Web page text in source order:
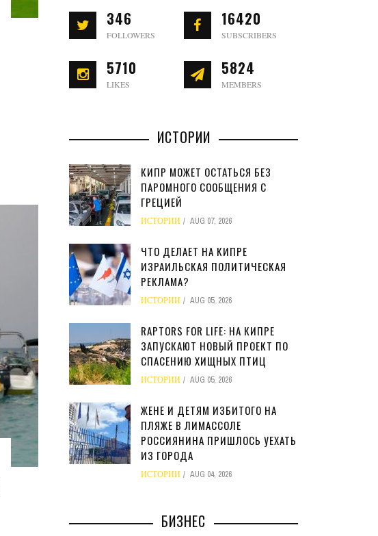
346
FOLLOWERS
16420
SUBSCRIBERS
5710
LIKES
5824
MEMBERS
ИСТОРИИ
КИПР МОЖЕТ ОСТАТЬСЯ БЕЗ
ПАРОМНОГО СООБЩЕНИЯ С
ГРЕЦИЕЙ
ИСТОРИИ AUG 07, 2026
ЧТО ДЕЛАЕТ НА КИПРЕ
ИЗРАИЛЬСКАЯ ПОЛИТИЧЕСКАЯ
РЕКЛАМА?
ИСТОРИИ AUG 05, 2026
RAPTORS FOR LIFE: НА КИПРЕ
ЗАПУСКАЮТ НОВЫЙ ПРОЕКТ ПО
СПАСЕНИЮ ХИЩНЫХ ПТИЦ
ИСТОРИИ AUG 05, 2026
ЖЕНЕ И ДЕТЯМ ИЗБИТОГО НА
ПЛЯЖЕ В ЛИМАССОЛЕ
РОССИЯНИНА ПРИШЛОСЬ УЕХАТЬ
ИЗ ГОРОДА
ИСТОРИИ AUG 04, 2026
БИЗНЕС